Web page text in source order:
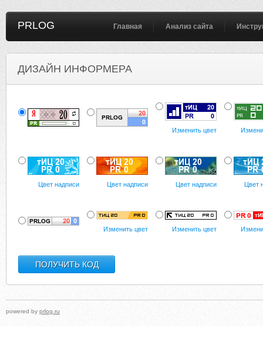
PRLOG Главная Анализ сайта
ДИЗАЙН ИНФОРМЕРА
Изменить цвет
Цвет надписи Цвет надписи Цвет надписи Цвет
Изменить цвет Изменить цвет
powered by prlog.ru